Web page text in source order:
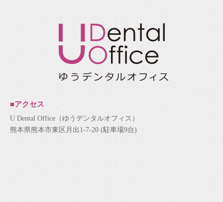
■アクセス
U Dental Office（ゆうデンタルオフィス）
熊本県熊本市東区月出1-7-20 (駐車場9台)